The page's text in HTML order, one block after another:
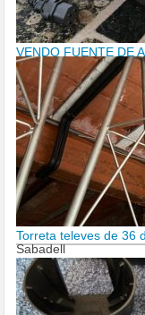
VENDO FUENTE DE
Torreta televes de 36
Sabadell